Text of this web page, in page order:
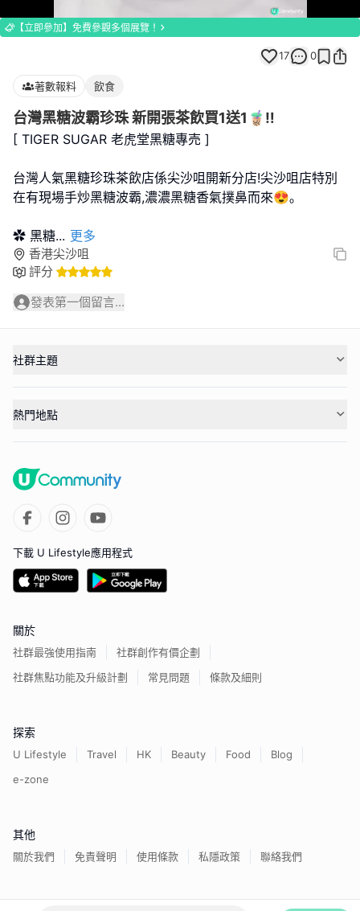
100.00%
【立即參加】免費參觀多個展覽！
17 0
著數報料 飲食
台灣黑糖波霸珍珠 新開張茶飲買1送1🧋‼️
[ TIGER SUGAR 老虎堂黑糖專売 ]
台灣人氣黑糖珍珠茶飲店係尖沙咀開新分店!尖沙咀店特別
在有現場手炒黑糖波霸,濃濃黑糖香氣撲鼻而來😍｡
✿ 黑糖... 更多
香港尖沙咀
評分
發表第一個留言...
社群主題
熱門地點
下載 U Lifestyle應用程式
關於
社群最強使用指南
社群創作有價企劃
社群焦點功能及升級計劃
常見問題 條款及細則
探索
U Lifestyle Travel HK Beauty Food
Blog
e-zone
其他
關於我們 免責聲明 使用條款 私隱政策 聯絡我們